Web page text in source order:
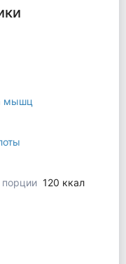
мышц
порции 120 ккал